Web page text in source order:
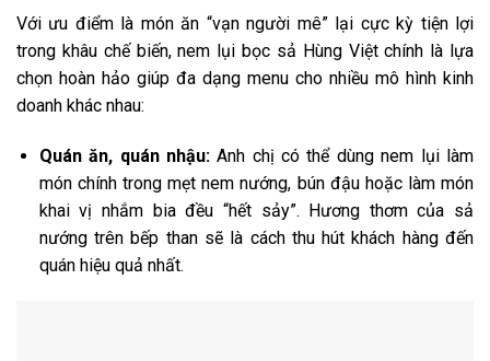
Với ưu điểm là món ăn “vạn người mê” lại cực kỳ tiện lợi
trong khâu chế biến, nem lụi bọc sả Hùng Việt chính là lựa
chọn hoàn hảo giúp đa dạng menu cho nhiều mô hình kinh
doanh khác nhau:
Quán ăn, quán nhậu:Anh chị có thể dùng nem lụi làm
món chính trong mẹt nem nướng, bún đậu hoặc làm món
khai vị nhắm bia đều “hết sảy”. Hương thơm của sả
nướng trên bếp than sẽ là cách thu hút khách hàng đến
quán hiệu quả nhất.